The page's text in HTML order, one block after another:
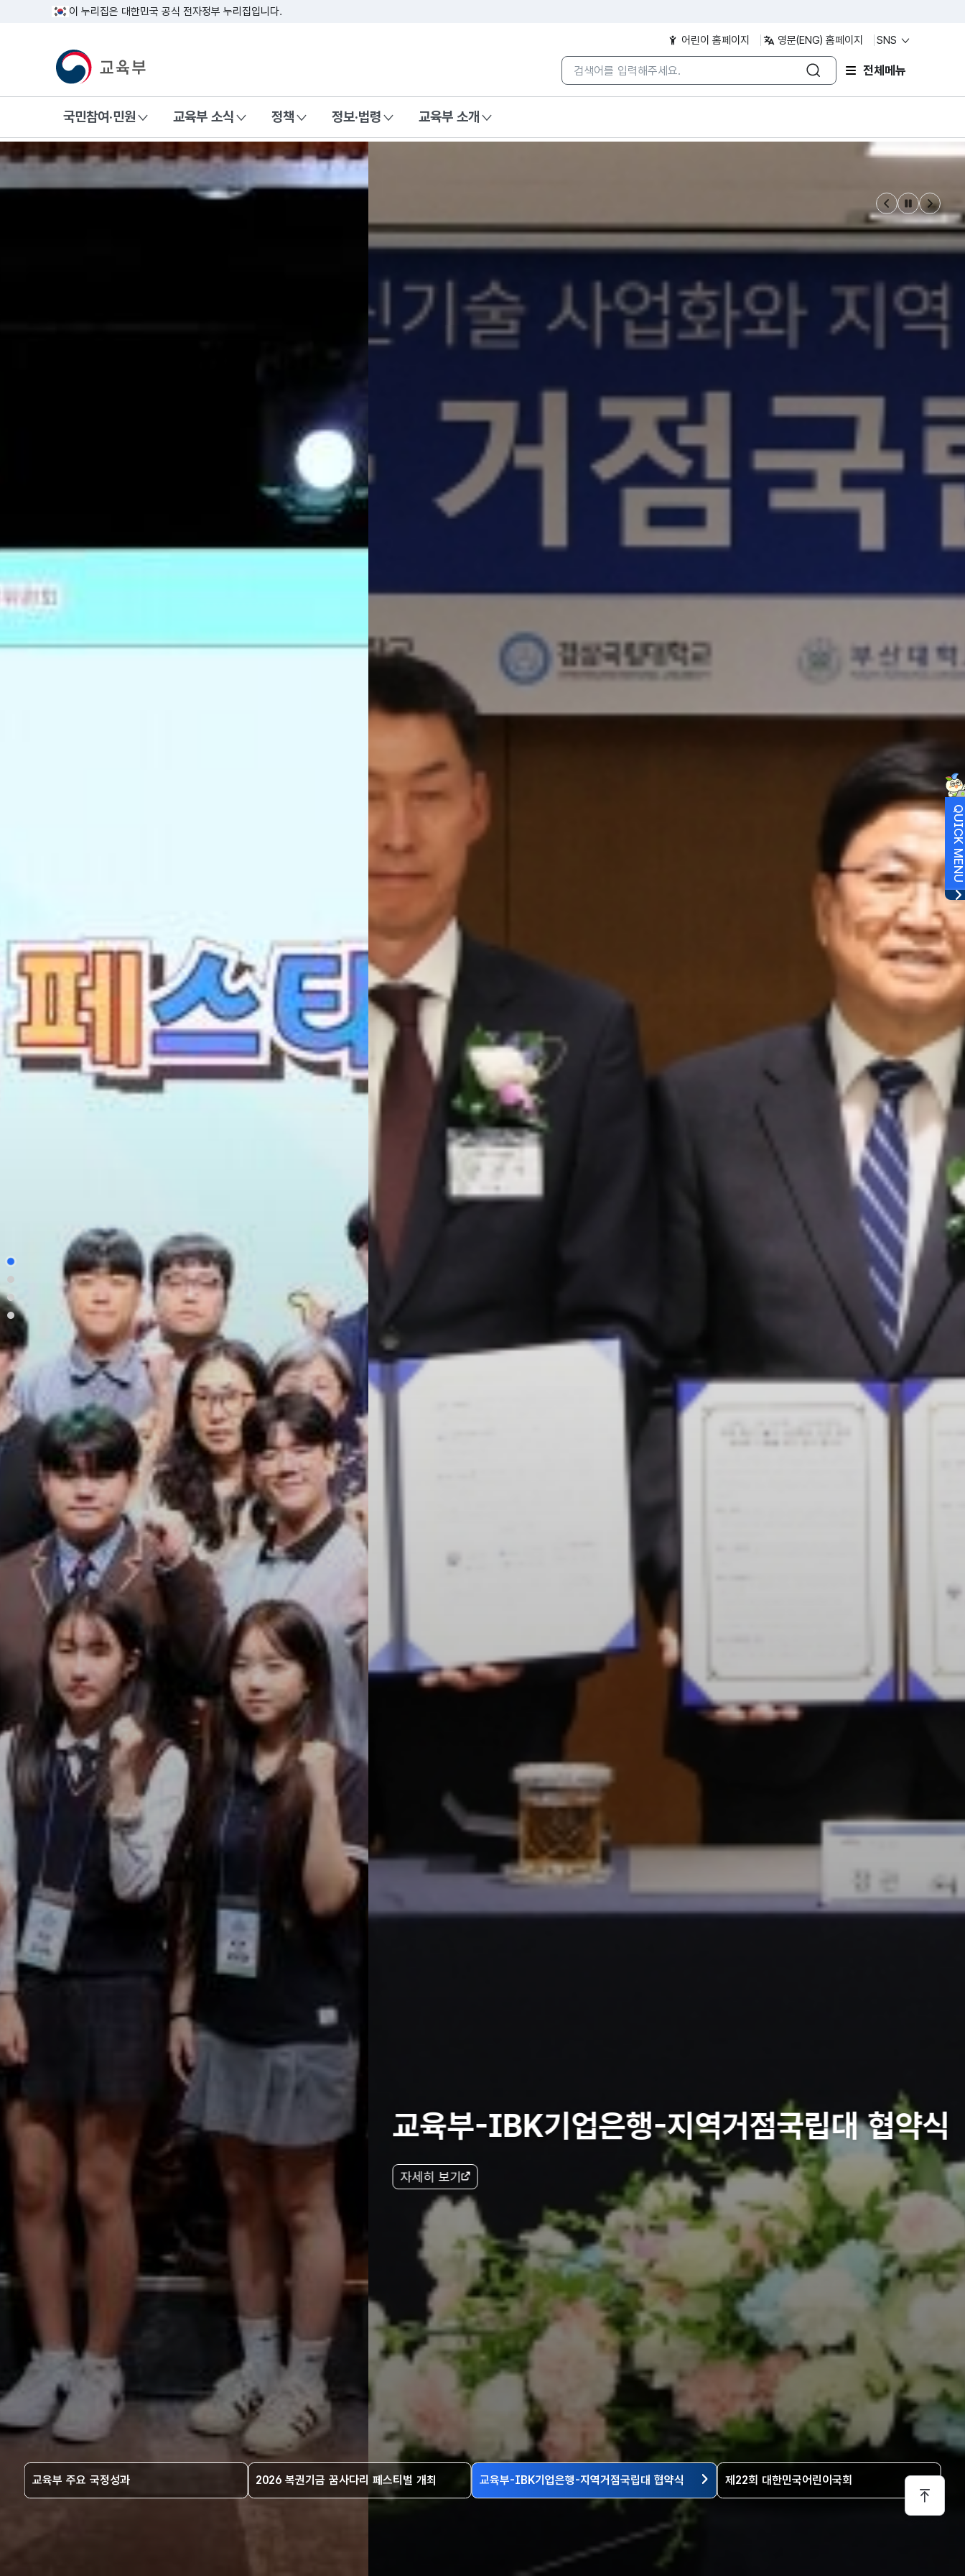
QUICK MENU
이 누리집은 대한민국 공식 전자정부 누리집입니다.
어린이 홈페이지 영문(ENG) 홈페이지 SNS
교육부 국민 메인홈페이지 컨텐츠 통합검색/검색어 입력
컨텐츠 통합검색/검색어 입력 전체메뉴
국민참여·민원 교육부 소식 정책 정보·법령 교육부 소개
교육부 국문 홈페이지
교육부-IBK기업은행-지역거점국립대 협약식
교육부 주요 국정성과 2026 복권기금 꿈사다리 페스티벌 개최 교육부-IBK기업은행-지역거점국립대 협약식 제22회 대한민국어린이국회